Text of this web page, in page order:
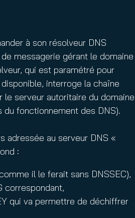
à son résolveur DNS
messagerie gérant le domaine
qui est paramétré pour
interroge la chaîne
le serveur autoritaire du domaine
du fonctionnement des DNS).
adressée au serveur DNS «
:
il le ferait sans DNSSEC),
correspondant,
qui va permettre de déchiffrer